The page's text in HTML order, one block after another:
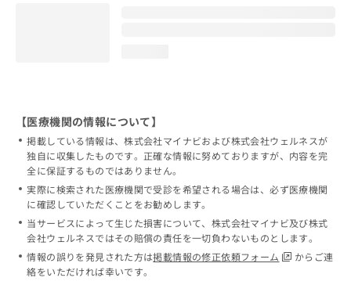
【医療機関の情報について】
掲載している情報は、株式会社マイナビおよび株式会社ウェルネスが
独自に収集したものです。正確な情報に努めておりますが、内容を完
全に保証するものではありません。
実際に検索された医療機関で受診を希望される場合は、必ず医療機関
に確認していただくことをお勧めします。
当サービスによって生じた損害について、株式会社マイナビ及び株式
会社ウェルネスではその賠償の責任を一切負わないものとします。
情報の誤りを発見された方は掲載情報の修正依頼フォーム
からご連
絡をいただければ幸いです。